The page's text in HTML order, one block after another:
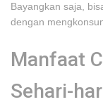
Bayangkan saja,
dengan
Manfaat
Sehari-